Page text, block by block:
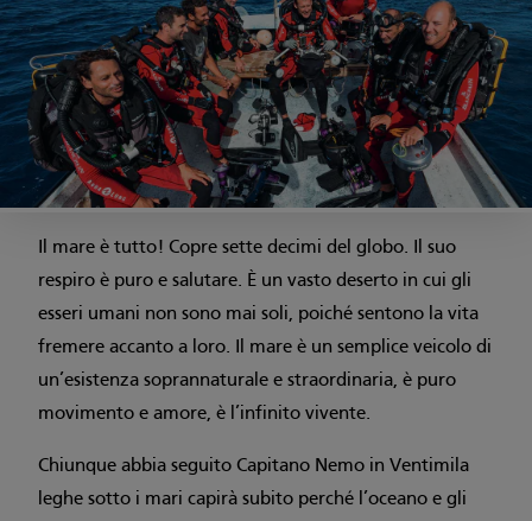
Il mare è tutto! Copre sette decimi del globo. Il suo
respiro è puro e salutare. È un vasto deserto in cui gli
esseri umani non sono mai soli, poiché sentono la vita
fremere accanto a loro. Il mare è un semplice veicolo di
un’esistenza soprannaturale e straordinaria, è puro
movimento e amore, è l’infinito vivente.
Chiunque abbia seguito Capitano Nemo in Ventimila
leghe sotto i mari capirà subito perché l’oceano e gli